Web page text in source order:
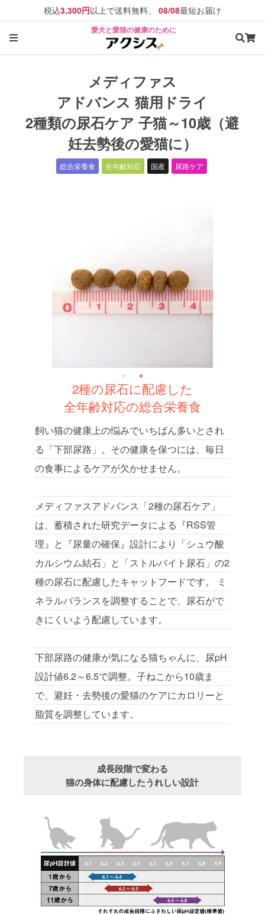
税込3,300円以上で送料無料、 08/08最短お届け
愛犬と愛猫の健康のために
メディファス
アドバンス 猫用ドライ
2種類の尿石ケア 子猫～10歳（避
妊去勢後の愛猫に）
総合栄養食 全年齢対応 国産 尿路ケア
2種の尿石に配慮した
全年齢対応の総合栄養食
飼い猫の健康上の悩みでいちばん多いとされ
る「下部尿路」。その健康を保つには、毎日
の食事によるケアが欠かせません。
メディファスアドバンス「2種の尿石ケア」
は、蓄積された研究データによる『RSS管
理』と『尿量の確保』設計により「シュウ酸
カルシウム結石」と「ストルバイト尿石」の2
種の尿石に配慮したキャットフードです。 ミ
ネラルバランスを調整することで、尿石がで
きにくいよう配慮しています。
下部尿路の健康が気になる猫ちゃんに、尿pH
設計値6.2～6.5で調整。子ねこから10歳ま
で、避妊・去勢後の愛猫のケアにカロリーと
脂質を調整しています。
成長段階で変わる
猫の身体に配慮したうれしい設計